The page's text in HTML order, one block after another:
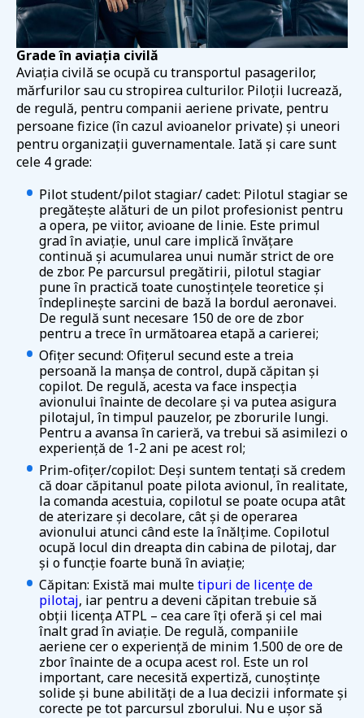
Grade în aviația civilă
Aviația civilă se ocupă cu transportul pasagerilor,
mărfurilor sau cu stropirea culturilor. Piloții lucrează,
de regulă, pentru companii aeriene private, pentru
persoane fizice (în cazul avioanelor private) și uneori
pentru organizații guvernamentale. Iată și care sunt
cele 4 grade:
Pilot student/pilot stagiar/ cadet: Pilotul stagiar se
pregătește alături de un pilot profesionist pentru
a opera, pe viitor, avioane de linie. Este primul
grad în aviație, unul care implică învățare
continuă și acumularea unui număr strict de ore
de zbor. Pe parcursul pregătirii, pilotul stagiar
pune în practică toate cunoștințele teoretice și
îndeplinește sarcini de bază la bordul aeronavei.
De regulă sunt necesare 150 de ore de zbor
pentru a trece în următoarea etapă a carierei;
Ofițer secund: Ofițerul secund este a treia
persoană la manșa de control, după căpitan și
copilot. De regulă, acesta va face inspecția
avionului înainte de decolare și va putea asigura
pilotajul, în timpul pauzelor, pe zborurile lungi.
Pentru a avansa în carieră, va trebui să asimilezi o
experiență de 1-2 ani pe acest rol;
Prim-ofițer/copilot: Deși suntem tentați să credem
că doar căpitanul poate pilota avionul, în realitate,
la comanda acestuia, copilotul se poate ocupa atât
de aterizare și decolare, cât și de operarea
avionului atunci când este la înălțime. Copilotul
ocupă locul din dreapta din cabina de pilotaj, dar
și o funcție foarte bună în aviație;
Căpitan: Există mai multetipuri de licențe de
pilotaj, iar pentru a deveni căpitan trebuie să
obții licența ATPL – cea care îți oferă și cel mai
înalt grad în aviație. De regulă, companiile
aeriene cer o experiență de minim 1.500 de ore de
zbor înainte de a ocupa acest rol. Este un rol
important, care necesită expertiză, cunoștințe
solide și bune abilități de a lua decizii informate și
corecte pe tot parcursul zborului. Nu e ușor să